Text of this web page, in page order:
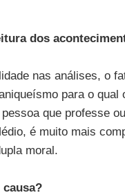
dos
nas análises, o
para o qual
que professe
é muito mais
moral.